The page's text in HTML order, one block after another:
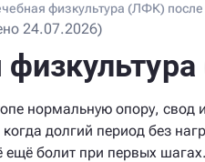
физкультура (ЛФК)
24.07.2026)
нормальную опору, свод и
долгий период без
ещё болит при первых шагах.